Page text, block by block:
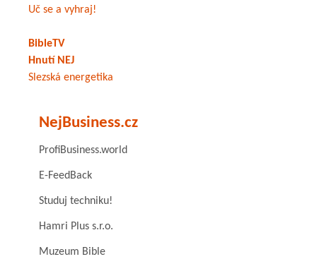
Uč se a vyhraj!
BibleTV
Hnutí NEJ
Slezská energetika
NejBusiness.cz
ProfiBusiness.world
E-FeedBack
Studuj techniku!
Hamri Plus s.r.o.
Muzeum Bible